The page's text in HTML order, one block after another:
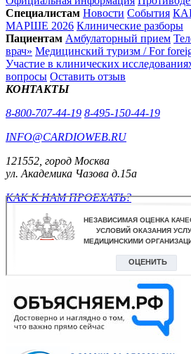
Специалистам Новости События
МАРШЕ 2026 Клинические разборы
Пациентам Амбулаторный прием
врач» Медицинский туризм / For
Участие в клинических
вопросы Оставить отзыв
КОНТАКТЫ
8-800-707-44-19 8-495-150-44-19
INFO@CARDIOWEB.RU
121552, город Москва
ул. Академика Чазова д.15а
КАК К НАМ ПРОЕХАТЬ?